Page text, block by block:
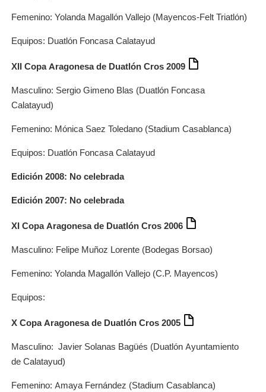
Femenino: Yolanda Magallón Vallejo (Mayencos-Felt Triatlón)
Equipos: Duatlón Foncasa Calatayud
XII Copa Aragonesa de Duatlón Cros 2009
Masculino: Sergio Gimeno Blas (Duatlón Foncasa
Calatayud)
Femenino: Mónica Saez Toledano (Stadium Casablanca)
Equipos: Duatlón Foncasa Calatayud
Edición 2008: No celebrada
Edición 2007: No celebrada
XI Copa Aragonesa de Duatlón Cros 2006
Masculino: Felipe Muñoz Lorente (Bodegas Borsao)
Femenino: Yolanda Magallón Vallejo (C.P. Mayencos)
Equipos:
X Copa Aragonesa de Duatlón Cros 2005
Masculino: Javier Solanas Bagüés (Duatlón Ayuntamiento
de Calatayud)
Femenino: Amaya Fernández (Stadium Casablanca)